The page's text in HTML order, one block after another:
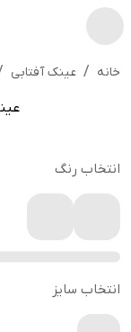
خانه / عینک آفتابی
انتخاب رنگ
انتخاب سایز